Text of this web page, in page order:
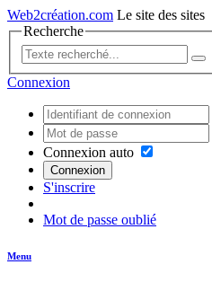
Web2création.com Le site des sites
Recherche
Connexion
Connexion auto
Connexion
S'inscrire
Mot de passe oublié
Menu